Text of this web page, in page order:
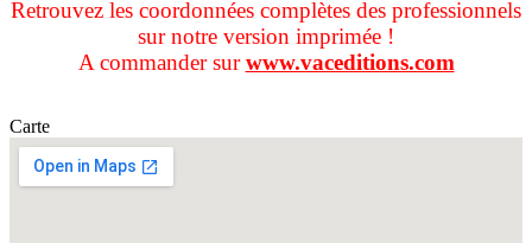
Retrouvez les coordonnées complètes des professionnels
sur notre version imprimée !
A commander surwww.vaceditions.com
Carte